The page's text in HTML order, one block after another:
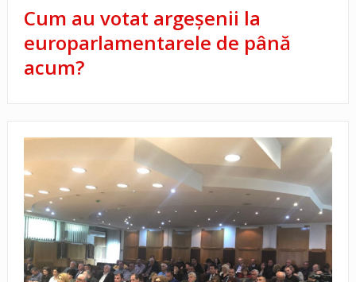
Cum au votat argeşenii la
europarlamentarele de până
acum?